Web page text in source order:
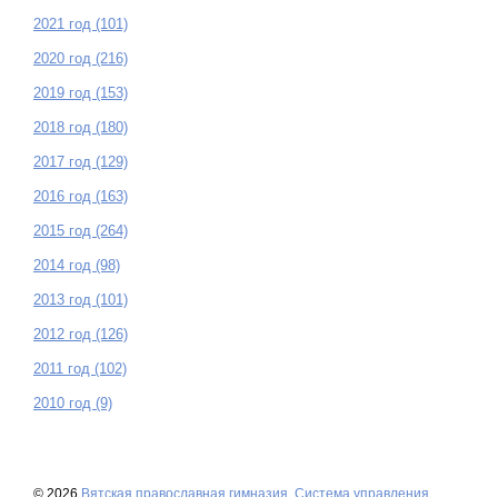
2021 год (101)
2020 год (216)
2019 год (153)
2018 год (180)
2017 год (129)
2016 год (163)
2015 год (264)
2014 год (98)
2013 год (101)
2012 год (126)
2011 год (102)
2010 год (9)
© 2026 Вятская православная гимназия Система управления